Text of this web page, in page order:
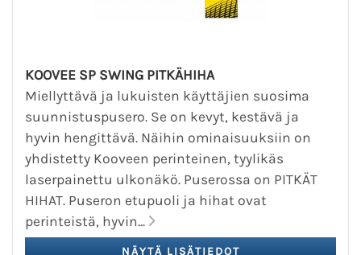
KOOVEE SP SWING PITKÄHIHA
Miellyttävä ja lukuisten käyttäjien suosima
suunnistuspusero. Se on kevyt, kestävä ja
hyvin hengittävä. Näihin ominaisuuksiin on
yhdistetty Kooveen perinteinen, tyylikäs
laserpainettu ulkonäkö. Puserossa on PITKÄT
HIHAT. Puseron etupuoli ja hihat ovat
perinteistä, hyvin...